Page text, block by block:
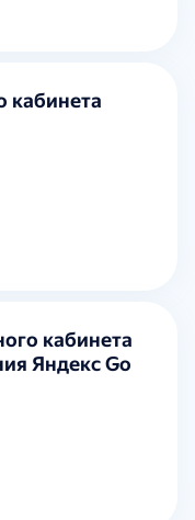
кабинета
кабинета
Яндекс Go